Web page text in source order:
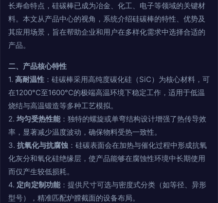
长寿命特点，硅碳棒已成为冶金、化工、电子等领域的关键材
料。本文从产品中心的视角，系统介绍硅碳棒的特性、优势及
其应用场景，旨在帮助企业和用户在多样化需求中选择合适的
产品。
二、产品核心特性
1. 高耐温性 ：硅碳棒采用高纯度碳化硅（SiC）为核心材料，可
在1200°C至1600°C的极端高温环境下稳定工作，适用于低温
烧结与高温锻造等多种工艺模拟。
2. 均匀受热性能 ：独特的螺旋或单弯结构设计增强了热传导效
率，显著减少温度波动，确保物料受热一致性。
3. 抗氧化与抗腐蚀 ：硅碳表面会在加热与催化过程中形成抗氧
化灰分和氧化硅绝缘层，使产品能够在腐蚀性环境中长期使用
而仅产生较低损耗。
4. 定向定制功能 ：提供尺寸可选与密度式分类（如等径、异形
型号），精准匹配炉膛截面的设备布局。